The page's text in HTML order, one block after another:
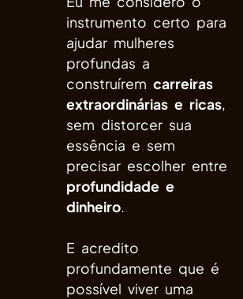
instrumento certo para
ajudar mulheres
profundas a
construírem carreiras
extraordinárias e ricas,
sem distorcer sua
essência e sem
precisar escolher entre
profundidade e
dinheiro.
E acredito
profundamente que é
possível viver uma